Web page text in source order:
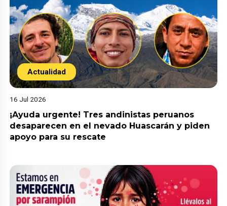
Actualidad
16 Jul 2026
¡Ayuda urgente! Tres andinistas peruanos
desaparecen en el nevado Huascarán y piden
apoyo para su rescate